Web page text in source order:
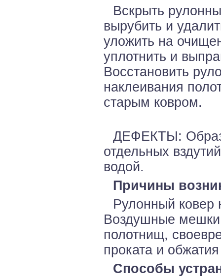
Вскрыть
вырубить и
уложить на
уплотнить и
Восстановить
наклеивания
старым ковром.
ДЕФЕКТЫ:
отдельных
водой.
Причины
Рулонный ковер
Воздушные
полотнищ,
проката и
Способы